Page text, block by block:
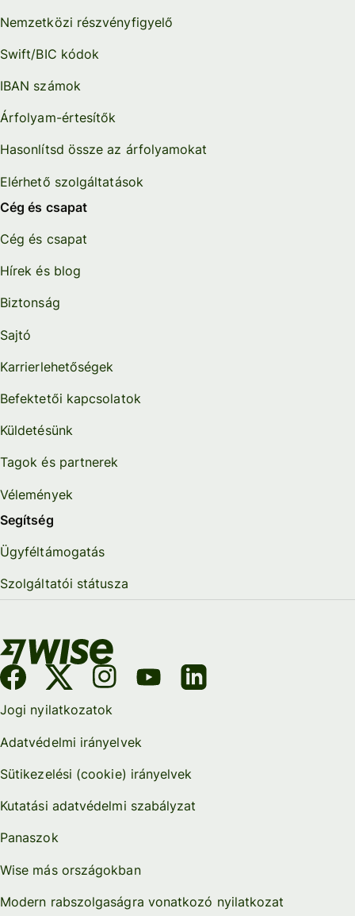
Nemzetközi részvényfigyelő
Swift/BIC kódok
IBAN számok
Árfolyam-értesítők
Hasonlítsd össze az árfolyamokat
Elérhető szolgáltatások
Cég és csapat
Cég és csapat
Hírek és blog
Biztonság
Sajtó
Karrierlehetőségek
Befektetői kapcsolatok
Küldetésünk
Tagok és partnerek
Vélemények
Segítség
Ügyféltámogatás
Szolgáltatói státusza
Jogi nyilatkozatok
Adatvédelmi irányelvek
Sütikezelési (cookie) irányelvek
Kutatási adatvédelmi szabályzat
Panaszok
Wise más országokban
Modern rabszolgaságra vonatkozó nyilatkozat